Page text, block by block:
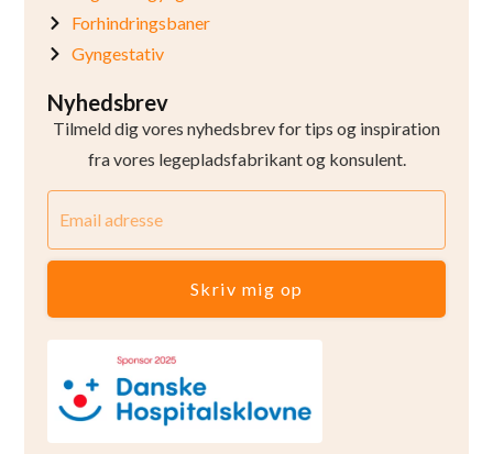
Forhindringsbaner
Gyngestativ
Nyhedsbrev
Tilmeld dig vores nyhedsbrev for tips og inspiration
fra vores legepladsfabrikant og konsulent.
Skriv mig op